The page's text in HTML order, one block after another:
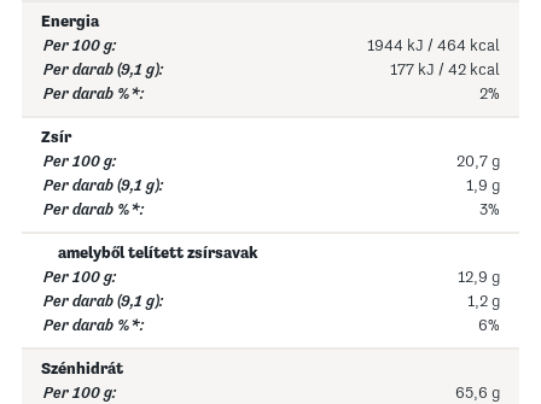
Energia
1944 kJ / 464 kcal
177 kJ / 42 kcal
2%
Zsír
20,7 g
1,9 g
3%
amelyből telített zsírsavak
12,9 g
1,2 g
6%
Szénhidrát
65,6 g